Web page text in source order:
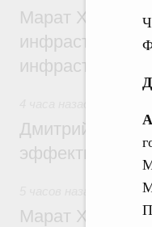
Марат
Дмитрий
эффективность
Марат